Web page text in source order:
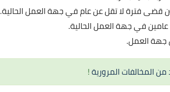
فترة لا تقل عن عام في جهة العمل الحالية.
في جهة العمل الحالية.
جهة العمل.
من المخالفات المرورية!